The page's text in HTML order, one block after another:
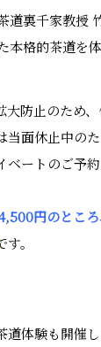
裏千家教授
本格的茶道を
大防止のため
当面休止中の
ベートのご予
円のとこ
す。
体験も開催し